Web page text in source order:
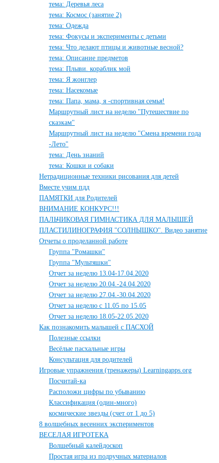
тема: Деревья леса
тема: Космос (занятие 2)
тема: Одежда
тема: Фокусы и эксперименты с детьми
тема: Что делают птицы и животные весной?
тема: Описание предметов
тема: Плыви. кораблик мой
тема: Я жонглер
тема: Насекомые
тема: Папа, мама, я -спортивная семья!
Маршрутный лист на неделю "Путешествие по
сказкам"
Маршрутный лист на неделю "Смена времени года
-Лето"
тема: День знаний
тема: Кошки и собаки
Нетрадиционные техники рисования для детей
Вместе учим пдд
ПАМЯТКИ для Родителей
ВНИМАНИЕ КОНКУРС!!!
ПАЛЬЧИКОВАЯ ГИМНАСТИКА ДЛЯ МАЛЫШЕЙ
ПЛАСТИЛИНОГРАФИЯ "СОЛНЫШКО". Видео занятие
Отчеты о проделанной работе
Группа "Ромашки"
Группа "Мультяшки"
Отчет за неделю 13.04-17.04.2020
Отчет за неделю 20.04.-24.04.2020
Отчет за неделю 27.04.-30.04.2020
Отчет за неделю с 11.05 по 15.05
Отчет за неделю 18.05-22.05.2020
Как познакомить малышей с ПАСХОЙ
Полезные ссылки
Весёлые пасхальные игры
Консультация для родителей
Игровые упражнения (тренажеры) Learningapps.org
Посчитай-ка
Расположи цифры по убыванию
Классификация (один-много)
космические звезды (счет от 1 до 5)
8 волшебных весенних экспериментов
ВЕСЕЛАЯ ИГРОТЕКА
Волшебный калейдоскоп
Простая игра из подручных материалов